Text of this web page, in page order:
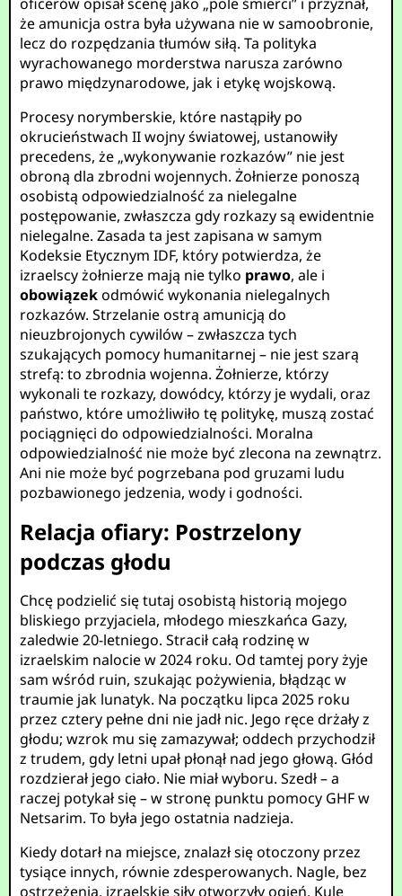
że amunicja ostra była używana nie w samoobronie,
lecz do rozpędzania tłumów siłą. Ta polityka
wyrachowanego morderstwa narusza zarówno
prawo międzynarodowe, jak i etykę wojskową.
Procesy norymberskie, które nastąpiły po
okrucieństwach II wojny światowej, ustanowiły
precedens, że „wykonywanie rozkazów” nie jest
obroną dla zbrodni wojennych. Żołnierze ponoszą
osobistą odpowiedzialność za nielegalne
postępowanie, zwłaszcza gdy rozkazy są ewidentnie
nielegalne. Zasada ta jest zapisana w samym
Kodeksie Etycznym IDF, który potwierdza, że
izraelscy żołnierze mają nie tylko prawo, ale i
obowiązekodmówić wykonania nielegalnych
rozkazów. Strzelanie ostrą amunicją do
nieuzbrojonych cywilów – zwłaszcza tych
szukających pomocy humanitarnej – nie jest szarą
strefą: to zbrodnia wojenna. Żołnierze, którzy
wykonali te rozkazy, dowódcy, którzy je wydali, oraz
państwo, które umożliwiło tę politykę, muszą zostać
pociągnięci do odpowiedzialności. Moralna
odpowiedzialność nie może być zlecona na zewnątrz.
Ani nie może być pogrzebana pod gruzami ludu
pozbawionego jedzenia, wody i godności.
Relacja ofiary: Postrzelony
podczas głodu
Chcę podzielić się tutaj osobistą historią mojego
bliskiego przyjaciela, młodego mieszkańca Gazy,
zaledwie 20-letniego. Stracił całą rodzinę w
izraelskim nalocie w 2024 roku. Od tamtej pory żyje
sam wśród ruin, szukając pożywienia, błądząc w
traumie jak lunatyk. Na początku lipca 2025 roku
przez cztery pełne dni nie jadł nic. Jego ręce drżały z
głodu; wzrok mu się zamazywał; oddech przychodził
z trudem, gdy letni upał płonął nad jego głową. Głód
rozdzierał jego ciało. Nie miał wyboru. Szedł – a
raczej potykał się – w stronę punktu pomocy GHF w
Netsarim. To była jego ostatnia nadzieja.
Kiedy dotarł na miejsce, znalazł się otoczony przez
tysiące innych, równie zdesperowanych. Nagle, bez
ostrzeżenia, izraelskie siły otworzyły ogień. Kule